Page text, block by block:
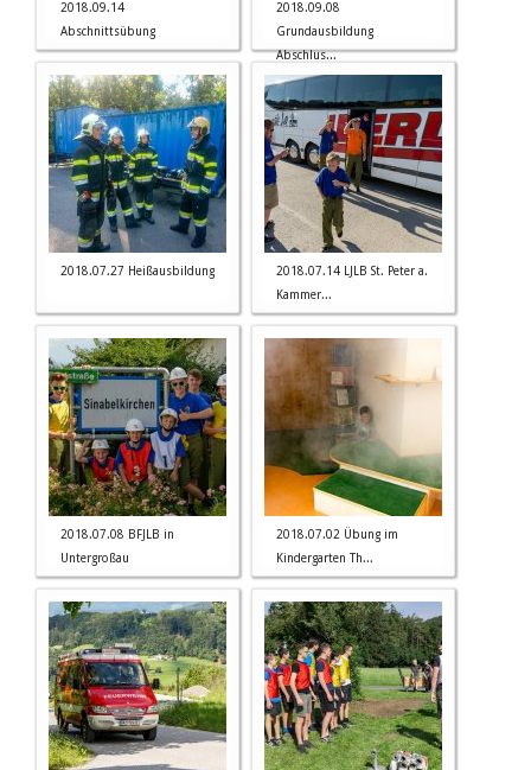
2018.09.14
Abschnittsübung
2018.09.08
Grundausbildung
Abschlus...
2018.07.27 Heißausbildung
2018.07.14 LJLB St. Peter a.
Kammer...
2018.07.08 BFJLB in
Untergroßau
2018.07.02 Übung im
Kindergarten Th...